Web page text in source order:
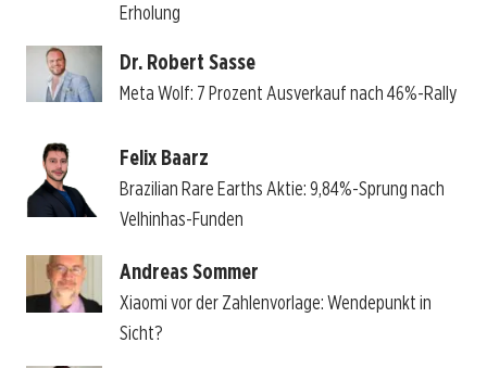
Erholung
Dr. Robert Sasse
Meta Wolf: 7 Prozent Ausverkauf nach 46%-Rally
Felix Baarz
Brazilian Rare Earths Aktie: 9,84%-Sprung nach
Velhinhas-Funden
Andreas Sommer
Xiaomi vor der Zahlenvorlage: Wendepunkt in
Sicht?